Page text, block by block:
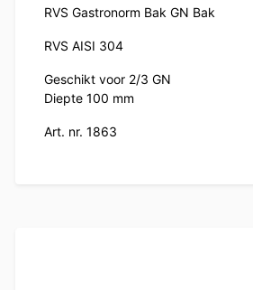
RVS Gastronorm Bak GN Bak
RVS AISI 304
Geschikt voor 2/3 GN
Diepte 100 mm
Art. nr. 1863